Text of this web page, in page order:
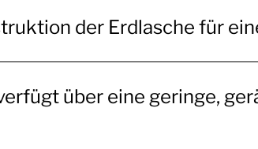
der Erdlasche für
über eine geringe,